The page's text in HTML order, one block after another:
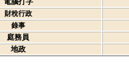
財稅行政
錄事
庭務員
地政